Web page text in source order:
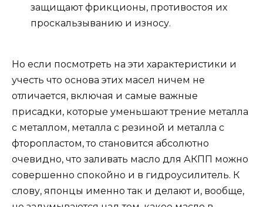
защищают фрикционы, противостоя их
проскальзыванию и износу.
Но если посмотреть на эти характеристики и
учесть что основа этих масел ничем не
отличается, включая и самые важные
присадки, которые уменьшают трение металла
с металлом, металла с резиной и металла с
фторопластом, то становится абсолютно
очевидно, что заливать масло для АКПП можно
совершенно спокойно и в гидроусилитель. К
слову, японцы именно так и делают и, вообще,